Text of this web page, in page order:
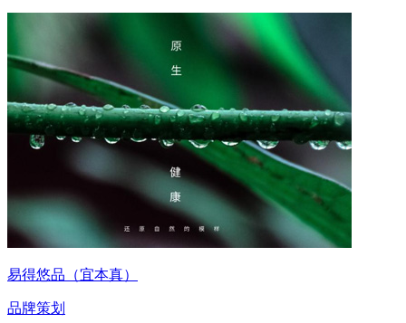
易得悠品（宜本真）
品牌策划